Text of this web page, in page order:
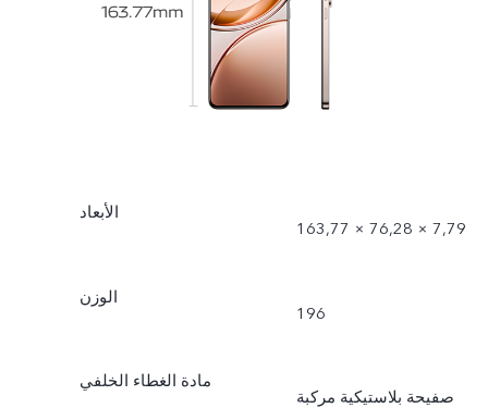
الأبعاد
163,77 × 76,28 × 7,79
الوزن
196
مادة الغطاء الخلفي
صفيحة بلاستيكية مركبة